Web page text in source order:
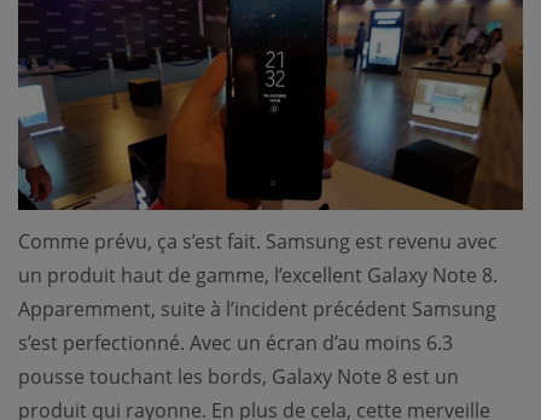
Comme prévu, ça s’est fait. Samsung est revenu avec
un produit haut de gamme, l’excellent Galaxy Note 8.
Apparemment, suite à l’incident précédent Samsung
s’est perfectionné. Avec un écran d’au moins 6.3
pousse touchant les bords, Galaxy Note 8 est un
produit qui rayonne. En plus de cela, cette merveille